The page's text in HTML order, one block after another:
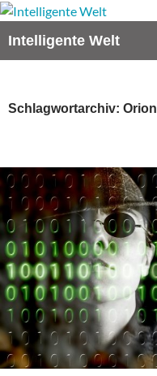
Zum
springen
Intelligente Welt
Schlagwortarchiv: Orion